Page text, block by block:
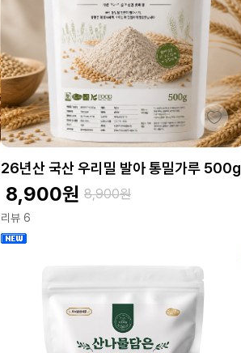
26년산 국산 우리밀 발아 통밀가루 500g
8,900원 8,900원
리뷰 6